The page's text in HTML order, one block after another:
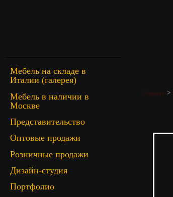
Мебель на складе в
Италии (галерея)
Мебель в наличии в
Москве
Представительство
Оптовые продажи
Розничные продажи
Дизайн-студия
Портфолио
Главная >